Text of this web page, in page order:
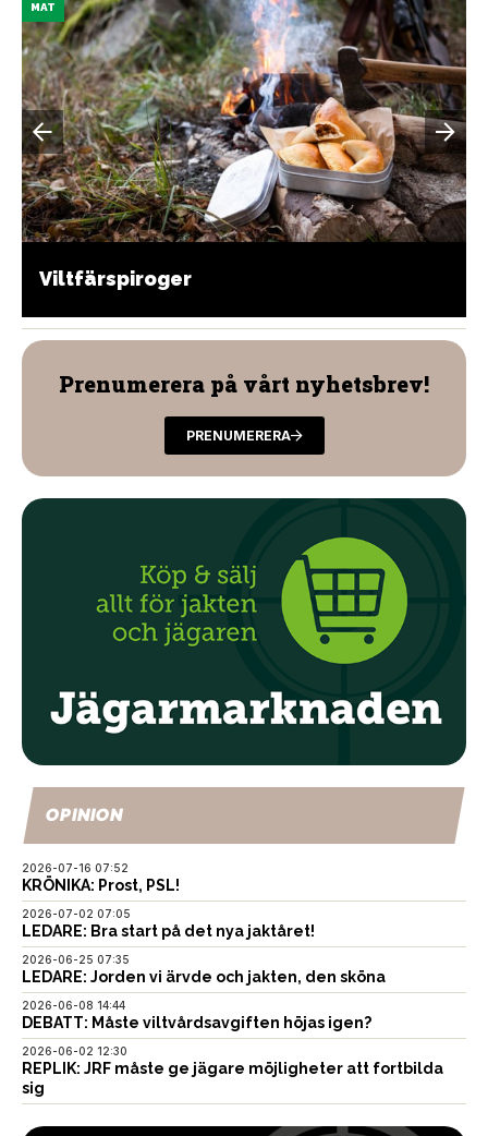
MAT
Viltfärspiroger
Prenumerera på vårt nyhetsbrev!
PRENUMERERA
OPINION
2026-07-16 07:52
KRÖNIKA: Prost, PSL!
2026-07-02 07:05
LEDARE: Bra start på det nya jaktåret!
2026-06-25 07:35
LEDARE: Jorden vi ärvde och jakten, den sköna
2026-06-08 14:44
DEBATT: Måste viltvårdsavgiften höjas igen?
2026-06-02 12:30
REPLIK: JRF måste ge jägare möjligheter att fortbilda
sig